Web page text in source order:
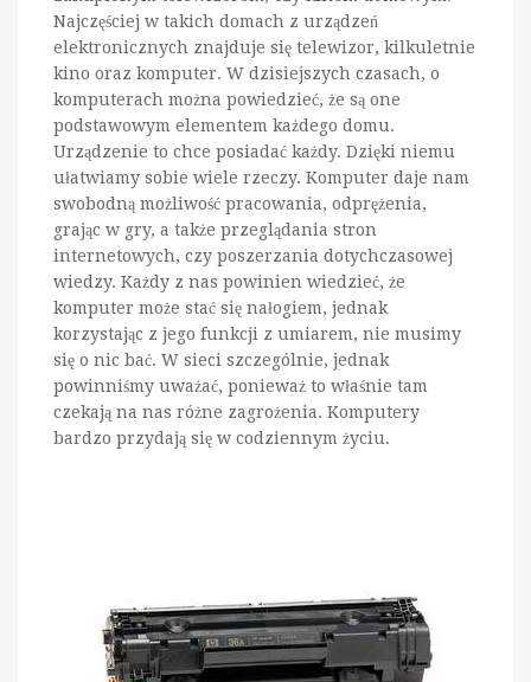
Najczęściej w takich domach z urządzeń
elektronicznych znajduje się telewizor, kilkuletnie
kino oraz komputer. W dzisiejszych czasach, o
komputerach można powiedzieć, że są one
podstawowym elementem każdego domu.
Urządzenie to chce posiadać każdy. Dzięki niemu
ułatwiamy sobie wiele rzeczy. Komputer daje nam
swobodną możliwość pracowania, odprężenia,
grając w gry, a także przeglądania stron
internetowych, czy poszerzania dotychczasowej
wiedzy. Każdy z nas powinien wiedzieć, że
komputer może stać się nałogiem, jednak
korzystając z jego funkcji z umiarem, nie musimy
się o nic bać. W sieci szczególnie, jednak
powinniśmy uważać, ponieważ to właśnie tam
czekają na nas różne zagrożenia. Komputery
bardzo przydają się w codziennym życiu.